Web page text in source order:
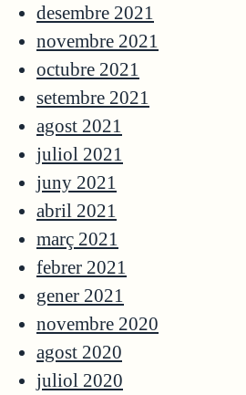
desembre 2021
novembre 2021
octubre 2021
setembre 2021
agost 2021
juliol 2021
juny 2021
abril 2021
març 2021
febrer 2021
gener 2021
novembre 2020
agost 2020
juliol 2020